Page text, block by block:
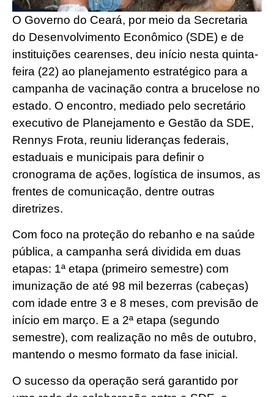
O Governo do Ceará, por meio da Secretaria
do Desenvolvimento Econômico (SDE) e de
instituições cearenses, deu início nesta quinta-
feira (22) ao planejamento estratégico para a
campanha de vacinação contra a brucelose no
estado. O encontro, mediado pelo secretário
executivo de Planejamento e Gestão da SDE,
Rennys Frota, reuniu lideranças federais,
estaduais e municipais para definir o
cronograma de ações, logística de insumos, as
frentes de comunicação, dentre outras
diretrizes.
Com foco na proteção do rebanho e na saúde
pública, a campanha será dividida em duas
etapas: 1ª etapa (primeiro semestre) com
imunização de até 98 mil bezerras (cabeças)
com idade entre 3 e 8 meses, com previsão de
início em março. E a 2ª etapa (segundo
semestre), com realização no mês de outubro,
mantendo o mesmo formato da fase inicial.
O sucesso da operação será garantido por